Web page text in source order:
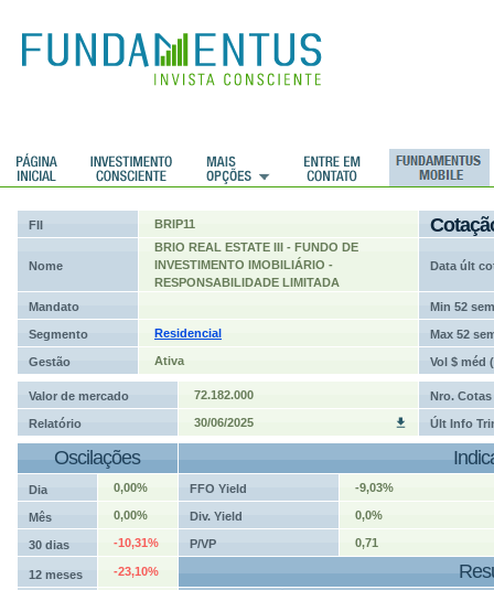
FII BRIP11
Nome
BRIO REAL ESTATE III - FUNDO DE
INVESTIMENTO IMOBILIÁRIO -
RESPONSABILIDADE LIMITADA
Data últ
Mandato Min 52 sem
Segmento Residencial Max 52
Gestão Ativa Vol $ méd
Valor de mercado 72.182.000 Nro. Cotas
Relatório 30/06/2025 Últ Info
Oscilações
Dia 0,00% FFO Yield -9,03%
Mês 0,00% Div. Yield 0,0%
30 dias -10,31% P/VP 0,71
12 meses -23,10%